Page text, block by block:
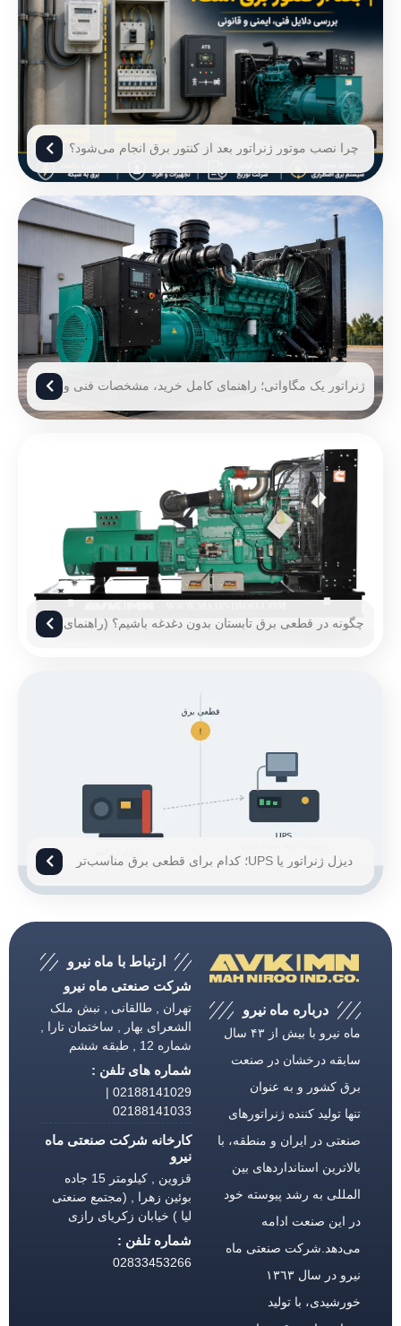
چرا نصب موتور ژنراتور بعد از کنتور برق انجام می‌شود؟
ژنراتور یک مگاواتی؛ راهنمای کامل خرید، مشخصات فنی و
چگونه در قطعی برق تابستان بدون دغدغه باشیم؟ (راهنمای
دیزل ژنراتور یا UPS؛ کدام برای قطعی برق مناسب‌تر
درباره ماه نیرو
ماه نیرو با بیش از ۴۳ سال
سابقه درخشان در صنعت
برق كشور و به عنوان
تنها تولید كننده ژنراتورهای
صنعتی در ایران و منطقه، با
بالاترین استانداردهای بین
المللی به رشد پیوسته خود
در این صنعت ادامه
می‌دهد.شركت صنعتی ماه
نیرو در سال ١٣٦٣
خورشیدی، با تولید
ارتباط با ماه نیرو
شرکت صنعتی ماه نیرو
تهران , طالقانی , نبش ملک
الشعرای بهار , ساختمان تارا ,
شماره 12 , طبقه ششم
شماره های تلفن :
02188141029 |
02188141033
کارخانه شرکت صنعتی ماه
نیرو
قزوین , کیلومتر 15 جاده
بوئین زهرا , (مجتمع صنعتی
لیا ) خیابان زکریای رازی
شماره تلفن :
02833453266